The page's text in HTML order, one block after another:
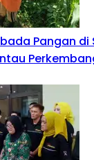
Pangan di